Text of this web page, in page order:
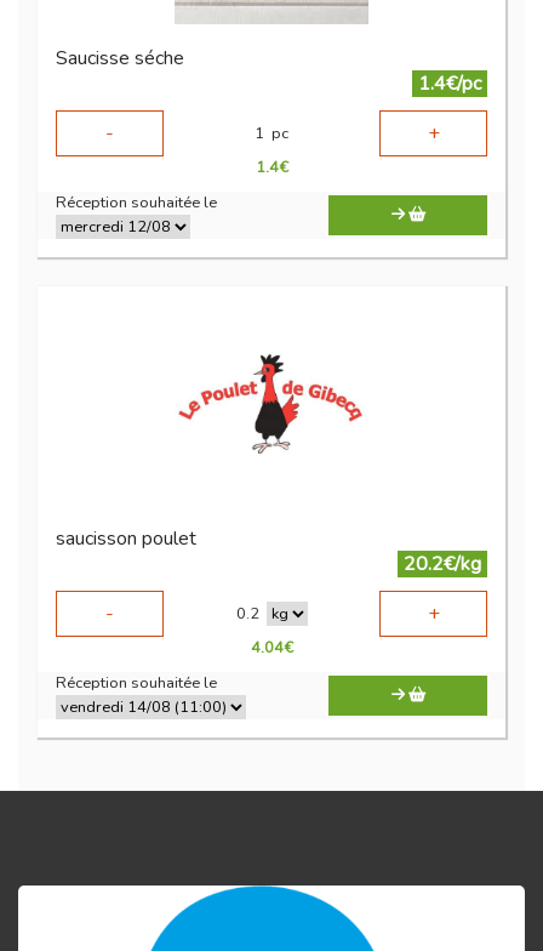
Saucisse séche
1.4€/pc
-
1 pc +
1.4€
Réception souhaitée le
saucisson poulet
20.2€/kg
-
0.2 +
4.04€
Réception souhaitée le